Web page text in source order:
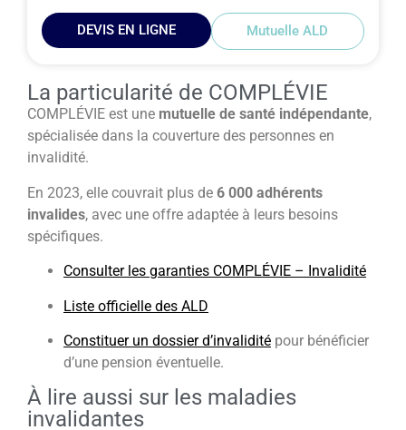
DEVIS EN LIGNE Mutuelle ALD
La particularité de COMPLÉVIE
COMPLÉVIE est une mutuelle de santé indépendante,
spécialisée dans la couverture des personnes en
invalidité.
En 2023, elle couvrait plus de 6 000 adhérents
invalides, avec une offre adaptée à leurs besoins
spécifiques.
Consulter les garanties COMPLÉVIE – Invalidité
Liste officielle des ALD
Constituer un dossier d’invalidité pour bénéficier
d’une pension éventuelle.
À lire aussi sur les maladies
invalidantes